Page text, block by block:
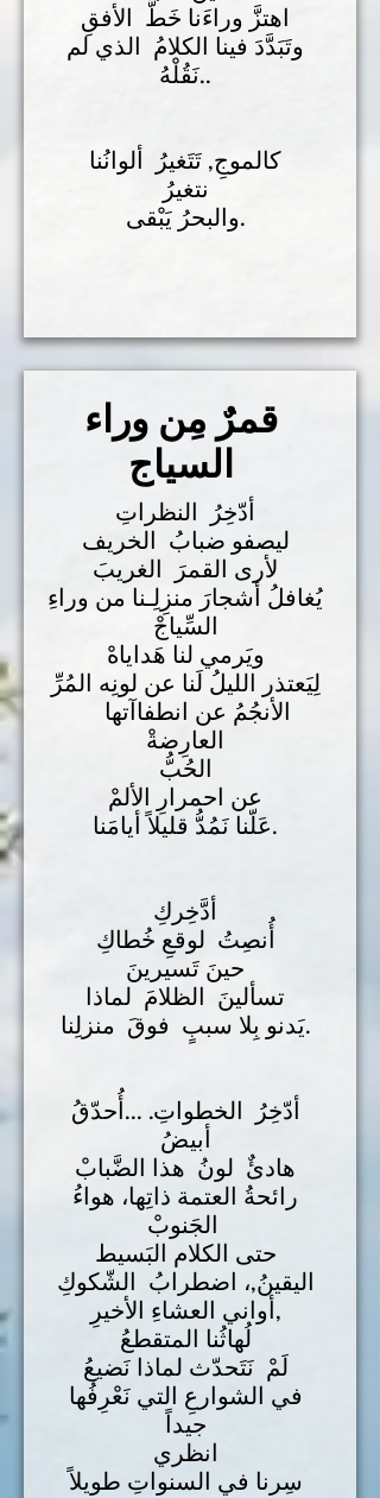
اهتزَّ وراءَنا خَطُّ الأفقِ
وتَبَدَّدَ فينا الكلامُ الذي لم
نَقُلْهُ..
كالموجِ, تَتَغيرُ ألوانُنا
نتغيرُ
والبحرُ يَبْقى.
قمرٌ مِن وراء
السياج
أدّخِرُ النظراتِ
ليصفو ضبابُ الخريف
لأرى القمرَ الغريبَ
يُغافلُ أشجارَ منزِلِـنا من وراءِ
السِّياجْ
ويَرمي لنا هَداياهْ
لِيَعتذر الليلُ لَنا عن لونِه المُرِّ
العارِضةْ
الحُبُّ
عن احمرارِ الألمْ
عَلّنا نَمُدُّ قليلاً أيامَنا.
أدَّخِركِ
أُنصِتُ لوقعِ خُطاكِ
حينَ تَسيرينَ
تسألينَ الظلامَ لماذا
يَدنو بِلا سببٍ فوقَ منزلِنا.
أدّخِرُ الخطواتِ. ...أُحدّقُ
أبيضُ
هادئٌ لونُ هذا الضَّبابْ
رائحةُ العتمة ذاتِها، هواءُ
الجَنوبْ
حتى الكلام البَسيط
اليقينُ,، اضطرابُ الشّكوكِ
أواني العشاءِ الأخيرِ,
لُهاثُنا المتقطعُ
لَمْ نَتَحدّث لماذا نَضيعُ
في الشوارعِ التي نَعْرِفُها
جيداً
انظري
سِرنا في السنواتِ طويلاً